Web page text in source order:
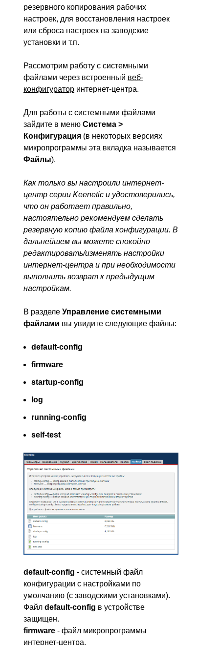
резервного копирования рабочих
настроек, для восстановления настроек
или сброса настроек на заводские
установки и т.п.
Рассмотрим работу с системными
файлами через встроенный веб-
конфигуратор интернет-центра.
Для работы с системными файлами
зайдите в меню Система >
Конфигурация (в некоторых версиях
микропрограммы эта вкладка называется
Файлы).
Как только вы настроили интернет-
центр серии Keenetic и удостоверились,
что он работает правильно,
настоятельно рекомендуем сделать
резервную копию файла конфигурации. В
дальнейшем вы можете спокойно
редактировать/изменять настройки
интернет-центра и при необходимости
выполнить возврат к предыдущим
настройкам.
В разделе Управление системными
файлами вы увидите следующие файлы:
default-config
firmware
startup-config
log
running-config
self-test
default-config - системный файл
конфигурации с настройками по
умолчанию (с заводскими установками).
Файл default-config в устройстве
защищен.
firmware - файл микропрограммы
интернет-центра.